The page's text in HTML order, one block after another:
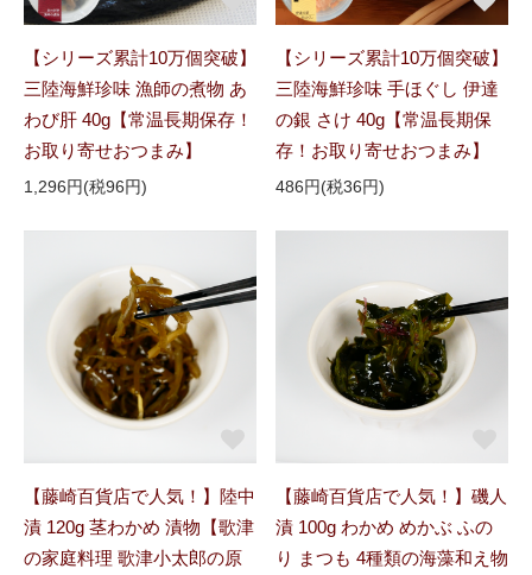
【シリーズ累計10万個突破】
三陸海鮮珍味 漁師の煮物 あ
わび肝 40g【常温長期保存！
お取り寄せおつまみ】
1,296円(税96円)
【シリーズ累計10万個突破】
三陸海鮮珍味 手ほぐし 伊達
の銀 さけ 40g【常温長期保
存！お取り寄せおつまみ】
486円(税36円)
【藤崎百貨店で人気！】陸中
漬 120g 茎わかめ 漬物【歌津
の家庭料理 歌津小太郎の原
【藤崎百貨店で人気！】磯人
漬 100g わかめ めかぶ ふの
り まつも 4種類の海藻和え物